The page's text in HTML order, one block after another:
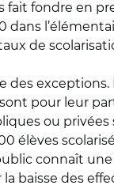
fait fondre en
dans
de
exceptions.
pour leur
ou
élèves
connaît
baisse des